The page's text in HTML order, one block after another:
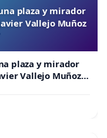
plaza y mirador
Vallejo Muñoz
plaza y mirador
Vallejo Muñoz